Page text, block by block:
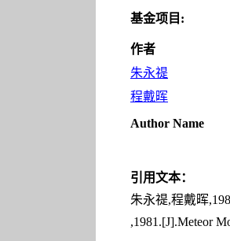
基金项目:
作者
朱永禔
程戴晖
Author Name
引用文本：
朱永禔,程戴晖
,1981.[J].Meteor